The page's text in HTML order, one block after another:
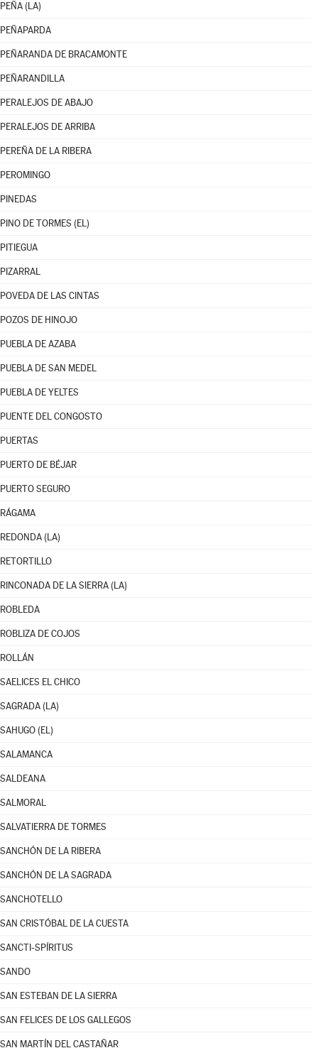
PEÑA (LA)
PEÑAPARDA
PEÑARANDA DE BRACAMONTE
PEÑARANDILLA
PERALEJOS DE ABAJO
PERALEJOS DE ARRIBA
PEREÑA DE LA RIBERA
PEROMINGO
PINEDAS
PINO DE TORMES (EL)
PITIEGUA
PIZARRAL
POVEDA DE LAS CINTAS
POZOS DE HINOJO
PUEBLA DE AZABA
PUEBLA DE SAN MEDEL
PUEBLA DE YELTES
PUENTE DEL CONGOSTO
PUERTAS
PUERTO DE BÉJAR
PUERTO SEGURO
RÁGAMA
REDONDA (LA)
RETORTILLO
RINCONADA DE LA SIERRA (LA)
ROBLEDA
ROBLIZA DE COJOS
ROLLÁN
SAELICES EL CHICO
SAGRADA (LA)
SAHUGO (EL)
SALAMANCA
SALDEANA
SALMORAL
SALVATIERRA DE TORMES
SANCHÓN DE LA RIBERA
SANCHÓN DE LA SAGRADA
SANCHOTELLO
SAN CRISTÓBAL DE LA CUESTA
SANCTI-SPÍRITUS
SANDO
SAN ESTEBAN DE LA SIERRA
SAN FELICES DE LOS GALLEGOS
SAN MARTÍN DEL CASTAÑAR